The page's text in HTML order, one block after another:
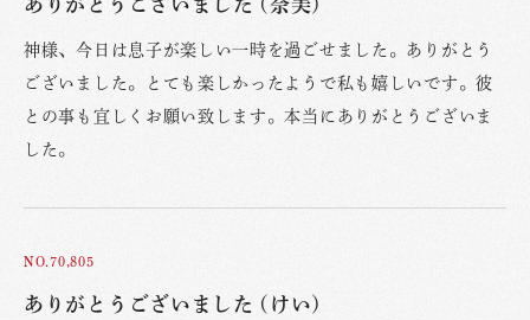
ありがとうございました (奈美)
神様、今日は息子が楽しい一時を過ごせました。ありがとう
ございました。とても楽しかったようで私も嬉しいです。彼
との事も宜しくお願い致します。本当にありがとうございま
した。
NO.70,805
ありがとうございました (けい)